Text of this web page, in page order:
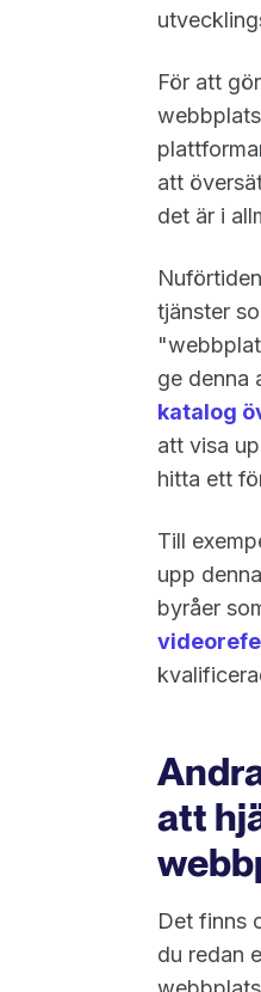
För att
att
det är i
tjänster
ge denna
katalog
att visa
hitta ett
Till
upp
byråer
att
Det finns
du redan